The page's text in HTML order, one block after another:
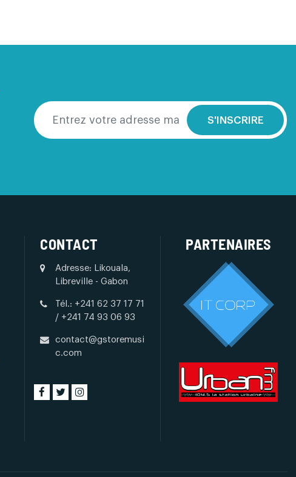
S'INSCRIRE
CONTACT
Adresse: Likouala,
Libreville - Gabon
Tél.: +241 62 37 17 71
/ +241 74 93 06 93
contact@gstoremusi
c.com
PARTENAIRES